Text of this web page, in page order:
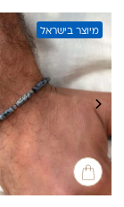
מיוצר בישראל